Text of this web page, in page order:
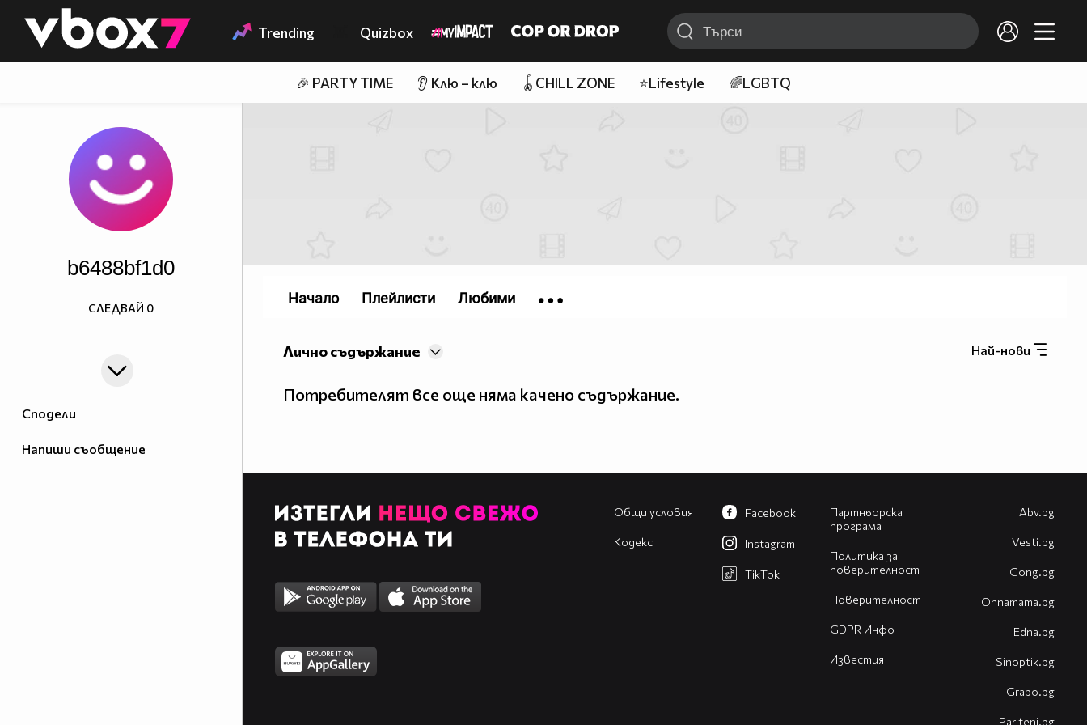
👾 Trending Quizbox
🎉 PARTY TIME 👂 Клю – клю 🪀CHILL ZONE ⭐Lifestyle 🌈LGBTQ
Сподели
Напиши съобщение
b6488bf1d0
СЛЕДВАЙ 0
Най-нови
Лично съдържание
Потребителят все още няма качено съдържание.
Начало Плейлисти Любими
Общи условия
Кодекс
Партньорска
програма
Политика за
поверителност
Поверителност
GDPR Инфо
Известия
Facebook
Instagram
TikTok
Abv.bg
Vesti.bg
Gong.bg
Оhnamama.bg
Edna.bg
Sinoptik.bg
Grabo.bg
Pariteni.bg